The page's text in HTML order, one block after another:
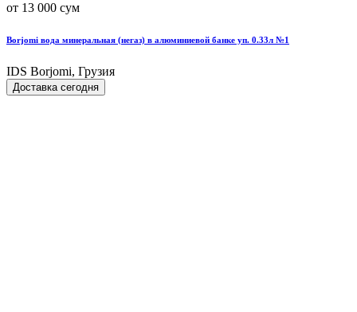
от 13 000 сум
Borjomi вода минеральная (негаз) в алюминиевой банке уп. 0.33л №1
IDS Borjomi, Грузия
Доставка сегодня